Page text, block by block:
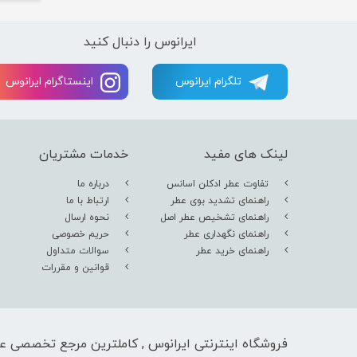
ایرانوس را دنبال کنید
تلگرام ایرانوس اینستاگرام ایرانوس
لینک های مفید
تفاوت عطر ادکلن اسانس
راهنمای تشدید بوی عطر
راهنمای تشخیص عطر اصل
راهنمای نگهداری عطر
راهنمای خرید عطر
خدمات مشتریان
درباره ما
ارتباط با ما
نحوه ارسال
حریم خصوصی
سوالات متداول
قوانین و مقررات
فروشگاه اینترنتی ایرانوس , کاملترین مرجع تخصصی